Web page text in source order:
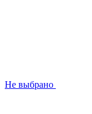
Не выбрано